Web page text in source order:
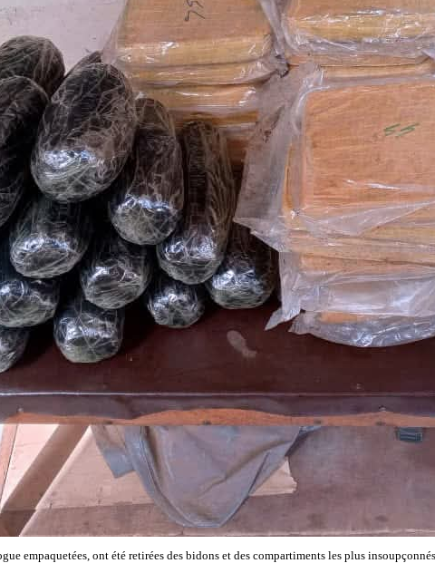
empaquetées, ont été retirées des bidons et des compartiments les plus